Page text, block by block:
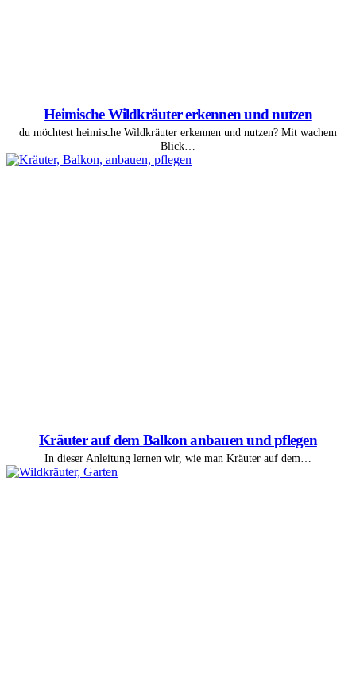
Heimische Wildkräuter erkennen und nutzen
du möchtest heimische Wildkräuter erkennen und nutzen? Mit wachem
Blick…
Kräuter auf dem Balkon anbauen und pflegen
In dieser Anleitung lernen wir, wie man Kräuter auf dem…